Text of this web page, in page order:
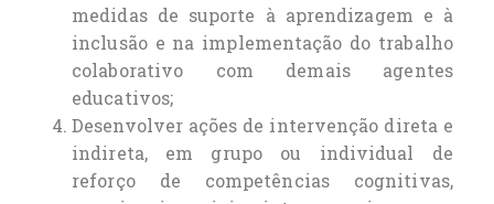
medidas de suporte à aprendizagem e à
inclusão e na implementação do trabalho
colaborativo com demais agentes
educativos;
Desenvolver ações de intervenção direta e
indireta, em grupo ou individual de
reforço de competências cognitivas,